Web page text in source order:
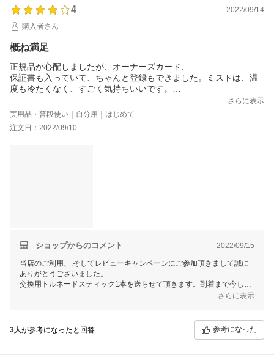
4
2022/09/14
購入者さん
概ね満足
正規品か心配しましたが、オーナーズカード、
保証書も入っていて、ちゃんと登録もできました。ミストは、温
度も冷たくなく、すごく気持ちいいです。
水が出てほしいです。
口腔モードは、高圧洗浄機並みに強いので、
怖くてとても口に当てる気になりません。
さらに表示
実用品・普段使い｜自分用｜はじめて
注文日：2022/09/10
ショップからのコメント 2022/09/15
当店のご利用、,そしてレビューキャンペーンにご参加頂きまして誠に
ありがとうございました。
交換用トルネードスティック1本を送らせて頂きます。到着まで今しば
まいりますので、 またのご利用を心よりお待ち申し上げております。
さらに表示
3人が参考になったと回答 参考になった